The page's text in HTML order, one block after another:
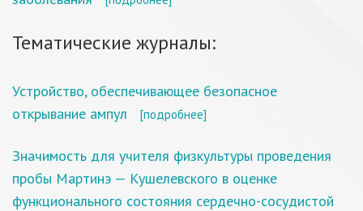
Тематические журналы:
Устройство, обеспечивающее безопасное
открывание ампул
[подробнее]
Значимость для учителя физкультуры проведения
пробы Мартинэ — Кушелевского в оценке
функционального состояния сердечно-сосудистой